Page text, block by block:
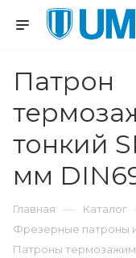
Патрон
тонкий
мм
Главная — Каталог
Фрезерные патроны
Патроны